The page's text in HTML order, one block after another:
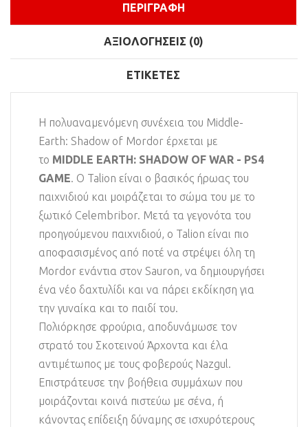
ΠΕΡΙΓΡΑΦΉ
ΑΞΙΟΛΟΓΉΣΕΙΣ (0)
ΕΤΙΚΈΤΕΣ
Η πολυαναμενόμενη συνέχεια του Middle-
Earth: Shadow of Mordor έρχεται με
το MIDDLE EARTH: SHADOW OF WAR - PS4
GAME. Ο Talion είναι ο βασικός ήρωας του
παιχνιδιού και μοιράζεται το σώμα του με το
ξωτικό Celembribor. Μετά τα γεγονότα του
προηγούμενου παιχνιδιού, ο Talion είναι πιο
αποφασισμένος από ποτέ να στρέψει όλη τη
Mordor ενάντια στον Sauron, να δημιουργήσει
ένα νέο δαχτυλίδι και να πάρει εκδίκηση για
την γυναίκα και το παιδί του.
Πολιόρκησε φρούρια, αποδυνάμωσε τον
στρατό του Σκοτεινού Άρχοντα και έλα
αντιμέτωπος με τους φοβερούς Nazgul.
Επιστράτευσε την βοήθεια συμμάχων που
μοιράζονται κοινά πιστεύω με σένα, ή
κάνοντας επίδειξη δύναμης σε ισχυρότερους